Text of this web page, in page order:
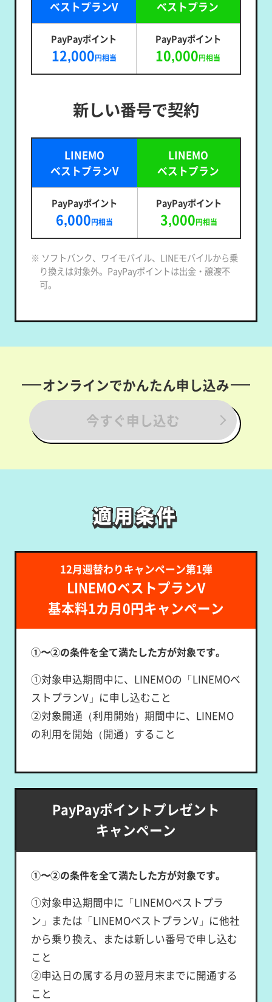
ベストプランV ベストプラン
PayPayポイント
12,000円相当
PayPayポイント
10,000円相当
新しい番号で契約
LINEMO
ベストプランV
LINEMO
ベストプラン
PayPayポイント
6,000円相当
PayPayポイント
3,000円相当
※ ソフトバンク、ワイモバイル、LINEモバイルから乗
り換えは対象外。PayPayポイントは出金・譲渡不
可。
オンラインでかんたん申し込み
今すぐ申し込む
適用条件
適用条件
12月週替わりキャンペーン第1弾
LINEMOベストプランV
基本料1カ月0円キャンペーン
①〜②の条件を全て満たした方が対象です。
①対象申込期間中に、LINEMOの「LINEMOベ
ストプランV」に申し込むこと
②対象開通（利用開始）期間中に、LINEMO
の利用を開始（開通）すること
PayPayポイントプレゼント
キャンペーン
①〜②の条件を全て満たした方が対象です。
①対象申込期間中に「LINEMOベストプラ
ン」または「LINEMOベストプランV」に他社
から乗り換え、または新しい番号で申し込む
こと
②申込日の属する月の翌月末までに開通する
こと